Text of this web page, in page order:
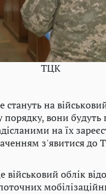
ТЦК
на
порядку, вони будуть
на їх
з'явитися до
облік